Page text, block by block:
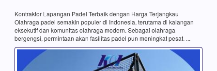
Kontraktor Lapangan Padel Terbaik dengan Harga Terjangkau
Olahraga padel semakin populer di Indonesia, terutama di kalangan
eksekutif dan komunitas olahraga modern. Sebagai olahraga
bergengsi, permintaan akan fasilitas padel pun meningkat pesat. ...